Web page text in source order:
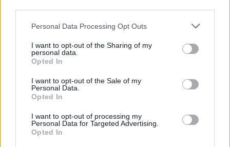
Personal Data Processing Opt Outs
I want to opt-out of the Sharing of my
personal data.
Opted In
I want to opt-out of the Sale of my
Personal Data.
Opted In
I want to opt-out of processing my
Personal Data for Targeted Advertising.
Opted In
gość
sobotę dostałam krwawienie z odstawienia i
trwało do poniedziałku. W niedzielę zaczęłam
nowe opakowanie tabletek pierwsza wzięłam
prawidłowo drogiej w poniedziałek zapomniałam
a we wtorek jak się zorientowałam to wzięłam
dwie. Moje pytanie brzmi jakie jest ryzyko ciąży